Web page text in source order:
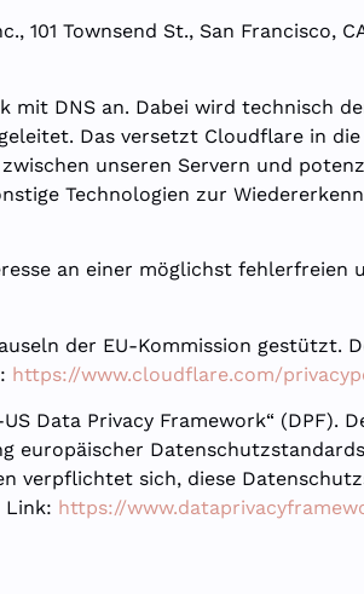
Townsend St., San Francisco,
DNS an. Dabei wird technisch
Das versetzt Cloudflare in
unseren Servern und
Technologien zur
an einer möglichst fehlerfreien
der EU-Kommission gestützt.
https://www.cloudflare.com/
Data Privacy Framework“ (DPF).
europäischer
verpflichtet sich, diese
Link: https://